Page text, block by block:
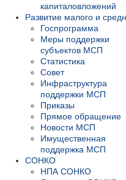
капиталовложений
Развитие малого и
Госпрограмма
Меры поддержки
субъектов МСП
Статистика
Совет
Инфраструктура
поддержки МСП
Приказы
Прямое обращение
Новости МСП
Имущественная
поддержка МСП
СОНКО
НПА СОНКО